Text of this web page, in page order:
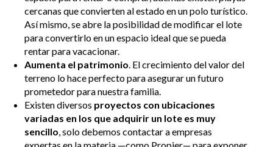
cercanas que convierten al estado en un polo turístico.
Así mismo, se abre la posibilidad de modificar el lote
para convertirlo en un espacio ideal que se pueda
rentar para vacacionar.
Aumenta el patrimonio. El crecimiento del valor del
terreno lo hace perfecto para asegurar un futuro
prometedor para nuestra familia.
Existen diversos proyectos con ubicaciones
variadas en los que adquirir un lote es muy
sencillo, solo debemos contactar a empresas